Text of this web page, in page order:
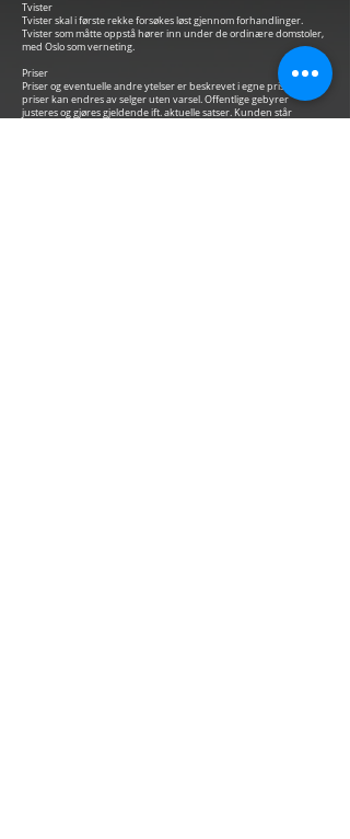
Tvister
Tvister skal i første rekke forsøkes løst gjennom forhandlinger.
Tvister som måtte oppstå hører inn under de ordinære domstoler,
med Oslo som verneting.
Priser
Priser og eventuelle andre ytelser er beskrevet i egne prislister. Alle
priser kan endres av selger uten varsel. Offentlige gebyrer
justeres og gjøres gjeldende ift. aktuelle satser. Kunden står